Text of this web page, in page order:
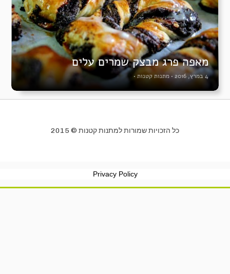
מאפה פרג מבצק שמרים עלים
4 במרץ, 2016 •מתנות קטנות •
כל הזכויות שמורות למתנות קטנות © 2015
Privacy Policy